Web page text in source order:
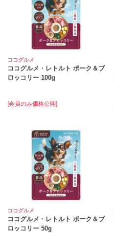
ココグルメ
ココグルメ・レトルト ポーク＆ブ
ロッコリー 100g
[会員のみ価格公開]
ココグルメ
ココグルメ・レトルト ポーク＆ブ
ロッコリー 50g